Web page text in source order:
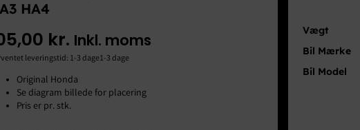
HA4
kr. Inkl. moms
leveringstid: 1-3 dage1-3 dage
Original Honda
Se diagram billede for placering
Pris er pr. stk.
Vægt
Bil Mærke
Bil Model